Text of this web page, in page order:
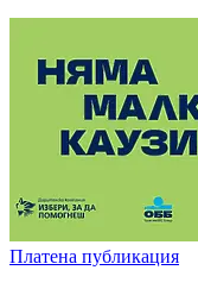
Платена публикация